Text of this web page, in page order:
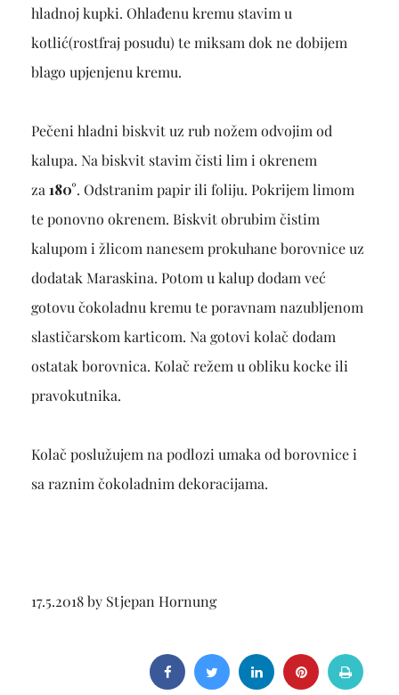
hladnoj kupki. Ohlađenu kremu stavim u
kotlić(rostfraj posudu) te miksam dok ne dobijem
blago upjenjenu kremu.
Pečeni hladni biskvit uz rub nožem odvojim od
kalupa. Na biskvit stavim čisti lim i okrenem
za 180°. Odstranim papir ili foliju. Pokrijem limom
te ponovno okrenem. Biskvit obrubim čistim
kalupom i žlicom nanesem prokuhane borovnice uz
dodatak Maraskina. Potom u kalup dodam već
gotovu čokoladnu kremu te poravnam nazubljenom
slastičarskom karticom. Na gotovi kolač dodam
ostatak borovnica. Kolač režem u obliku kocke ili
pravokutnika.
Kolač poslužujem na podlozi umaka od borovnice i
sa raznim čokoladnim dekoracijama.
17.5.2018 by Stjepan Hornung